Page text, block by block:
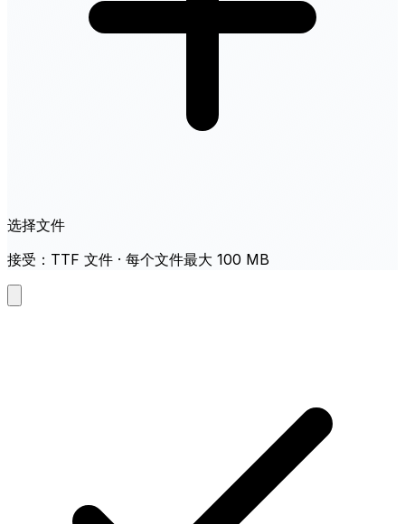
选择文件
接受：TTF 文件 · 每个文件最大 100 MB